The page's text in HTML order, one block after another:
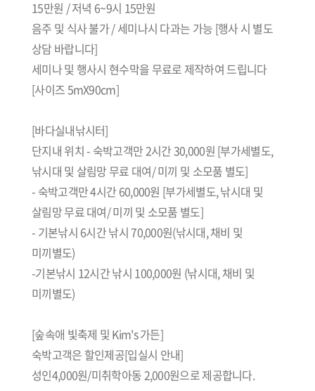
15만원 / 저녁 6~9시 15만원
음주 및 식사 불가 / 세미나시 다과는 가능 [행사 시 별도
상담 바랍니다]
세미나 및 행사시 현수막을 무료로 제작하여 드립니다
[사이즈 5mX90cm]
[바다실내낚시터]
단지내 위치 - 숙박고객만 2시간 30,000원 [부가세별도,
낚시대 및 살림망 무료 대여/ 미끼 및 소모품 별도]
- 숙박고객만 4시간 60,000원 [부가세별도, 낚시대 및
살림망 무료 대여/ 미끼 및 소모품 별도]
- 기본낚시 6시간 낚시 70,000원(낚시대, 채비 및
미끼별도)
-기본낚시 12시간 낚시 100,000원 (낚시대, 채비 및
미끼별도)
[숲속애 빛축제 및 Kim's 가든]
숙박고객은 할인제공[입실시 안내]
성인4,000원/미취학아동 2,000원으로 제공합니다.